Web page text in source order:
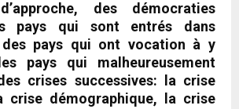
des démocraties
pays qui sont entrés dans
des pays qui ont vocation à y
pays qui malheureusement
crises successives: la crise
crise démographique, la crise